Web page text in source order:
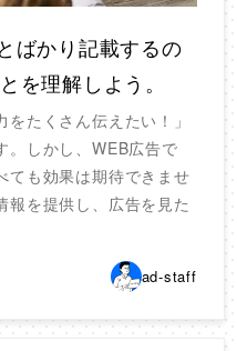
ばかり記載するの
を理解しよう。
をたくさん伝えたい！」
。しかし、WEB広告で
ても効果は期待できませ
報を提供し、広告を見た
ad-staff